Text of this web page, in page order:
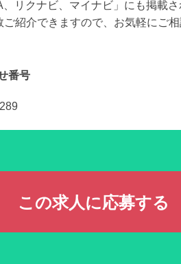
、リクナビ、マイナビ」にも掲載
ご紹介できますので、お気軽にご
番号
この求人に応募する